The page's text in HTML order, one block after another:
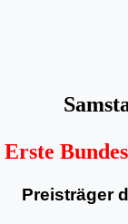
Erste
Preisträger